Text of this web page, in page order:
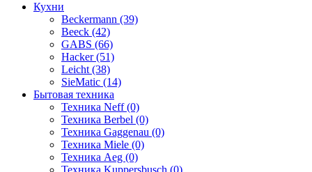
Кухни
Beckermann (39)
Beeck (42)
GABS (66)
Hacker (51)
Leicht (38)
SieMatic (14)
Бытовая техника
Техника Neff (0)
Техника Berbel (0)
Техника Gaggenau (0)
Техника Miele (0)
Техника Aeg (0)
Техника Kuppersbusch (0)